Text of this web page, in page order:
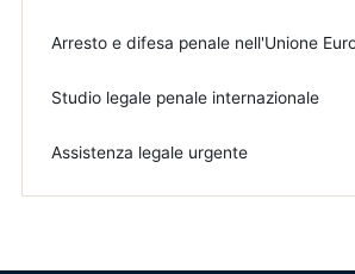
Arresto e difesa penale nell'Unione
Studio legale penale internazionale
Assistenza legale urgente